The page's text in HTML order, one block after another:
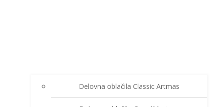
Delovna oblačila Classic Artmas